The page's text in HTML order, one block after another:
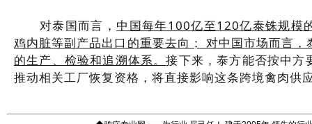
对泰国而言， 中国每年100亿至120亿泰铢规模
鸡内脏等副产品出口的重要去向； 对中国市场而言
的生产、检验和追溯体系。接下来，泰方能否按中方
推动相关工厂恢复资格，将直接影响这条跨境禽肉供